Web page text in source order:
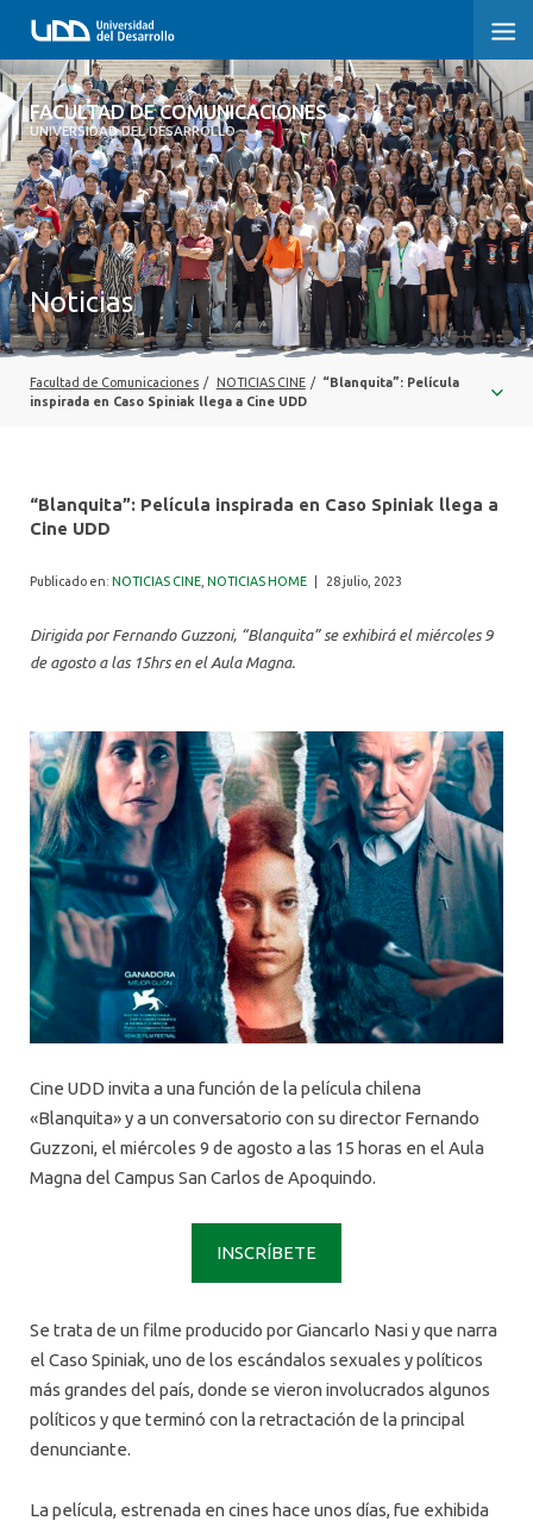
FACULTAD DE COMUNICACIONES
UNIVERSIDAD DEL DESARROLLO
FACULTAD DE COMUNICACIONES
INICIO
SOBRE LA FACULTAD
CARRERAS
POSTGRADOS Y EDUCACIÓN CONTINUA
INVESTIGACIÓN
ALUMNI
Noticias
Facultad de Comunicaciones / NOTICIAS CINE / “Blanquita”: Película
inspirada en Caso Spiniak llega a Cine UDD
“Blanquita”: Película inspirada en Caso Spiniak llega a
Cine UDD
Publicado en: NOTICIAS CINE NOTICIAS HOME 28 julio, 2023
Dirigida por Fernando Guzzoni, “Blanquita” se exhibirá el miércoles 9
de agosto a las 15hrs en el Aula Magna.
Cine UDD invita a una función de la película chilena
«Blanquita» y a un conversatorio con su director Fernando
Guzzoni, el miércoles 9 de agosto a las 15 horas en el Aula
Magna del Campus San Carlos de Apoquindo.
INSCRÍBETE
Se trata de un filme producido por Giancarlo Nasi y que narra
el Caso Spiniak, uno de los escándalos sexuales y políticos
más grandes del país, donde se vieron involucrados algunos
políticos y que terminó con la retractación de la principal
denunciante.
La película, estrenada en cines hace unos días, fue exhibida